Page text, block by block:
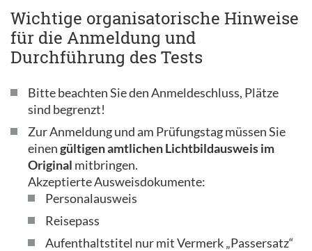
Wichtige organisatorische Hinweise
für die Anmeldung und
Durchführung des Tests
Bitte beachten Sie den Anmeldeschluss, Plätze
sind begrenzt!
Zur Anmeldung und am Prüfungstag müssen Sie
einengültigen amtlichen Lichtbildausweis im
Original mitbringen.
Akzeptierte Ausweisdokumente:
Personalausweis
Reisepass
Aufenthaltstitel nur mit Vermerk „Passersatz“